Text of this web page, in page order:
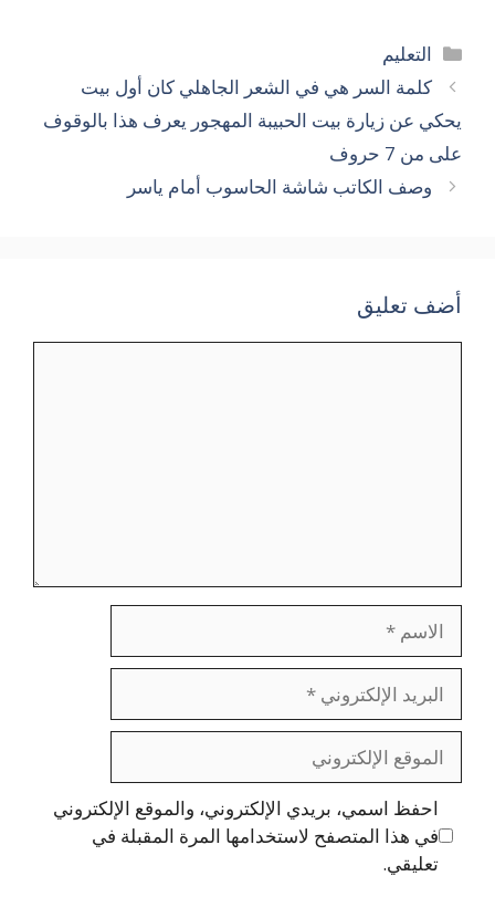
التصنيفات
التعليم
كلمة السر هي في الشعر الجاهلي كان أول بيت
يحكي عن زيارة بيت الحبيبة المهجور يعرف هذا بالوقوف
على من 7 حروف
وصف الكاتب شاشة الحاسوب أمام ياسر
أضف تعليق
الإلكتروني
الإلكتروني
احفظ اسمي، بريدي الإلكتروني، والموقع الإلكتروني
في هذا المتصفح لاستخدامها المرة المقبلة في
تعليقي.